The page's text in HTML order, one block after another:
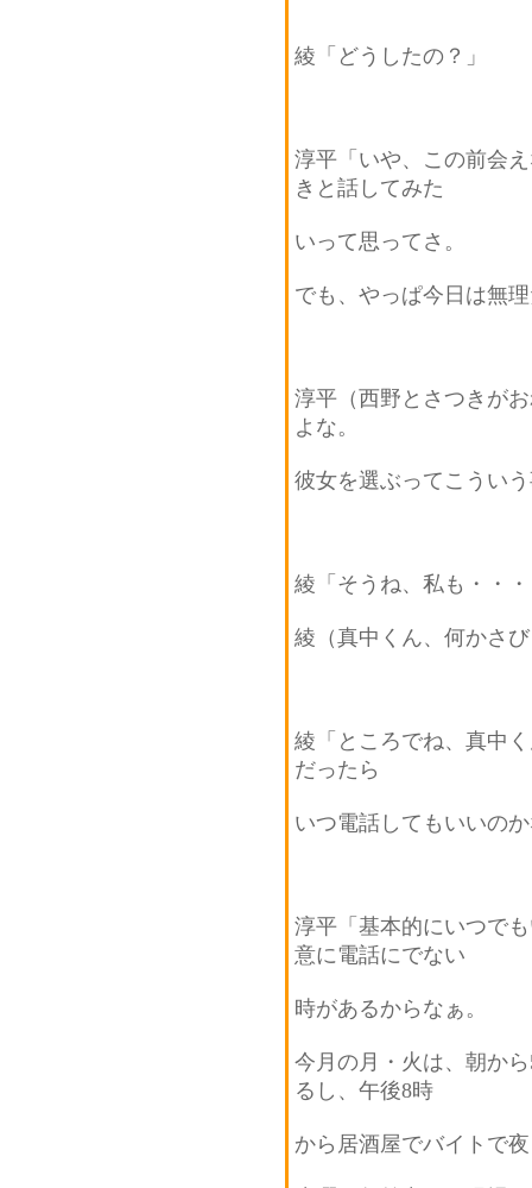
綾「どうしたの？」
淳平「いや、この前会
きと話してみた
いって思ってさ。
でも、やっぱ今日は無
淳平（西野とさつきが
よな。
彼女を選ぶってこうい
綾「そうね、私も・・
綾（真中くん、何かさ
綾「ところでね、真中
だったら
いつ電話してもいいの
淳平「基本的にいつで
意に電話にでない
時があるからなぁ。
今月の月・火は、朝か
るし、午後8時
から居酒屋でバイトで